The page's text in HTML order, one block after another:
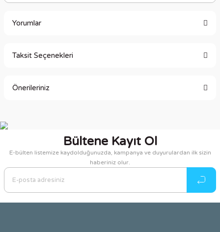
Yorumlar
Taksit Seçenekleri
Önerileriniz
Görüş ve önerileriniz için teşekkür ederiz.
Ürün resmi kalitesiz, bozuk veya görüntülenemiyor.
Ürün açıklamasında eksik bilgiler bulunuyor.
Ürün bilgilerinde hatalar bulunuyor.
Bültene Kayıt Ol
E-bülten listemize kaydolduğunuzda, kampanya ve duyurulardan ilk sizin
haberiniz olur.